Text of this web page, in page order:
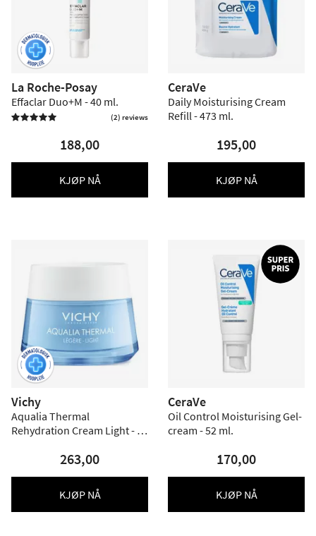
La Roche-Posay
Effaclar Duo+M - 40 ml.
 (2) reviews
188,00
KJØP NÅ
CeraVe
Daily Moisturising Cream
Refill - 473 ml.
195,00
KJØP NÅ
Vichy
Aqualia Thermal
Rehydration Cream Light - 50
263,00
KJØP NÅ
CeraVe
Oil Control Moisturising Gel-
cream - 52 ml.
170,00
KJØP NÅ